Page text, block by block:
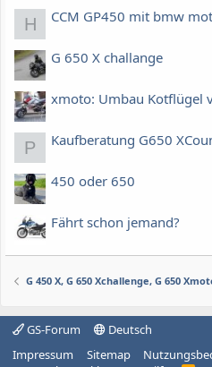
H CCM GP450 mit bmw
G 650 X challange
xmoto: Umbau Kotflügel
P Kaufberatung G650
450 oder 650
Fährt schon jemand?
G 450 X, G 650 Xchallenge, G 650
GS-Forum
Deutsch
Impressum
Sitemap